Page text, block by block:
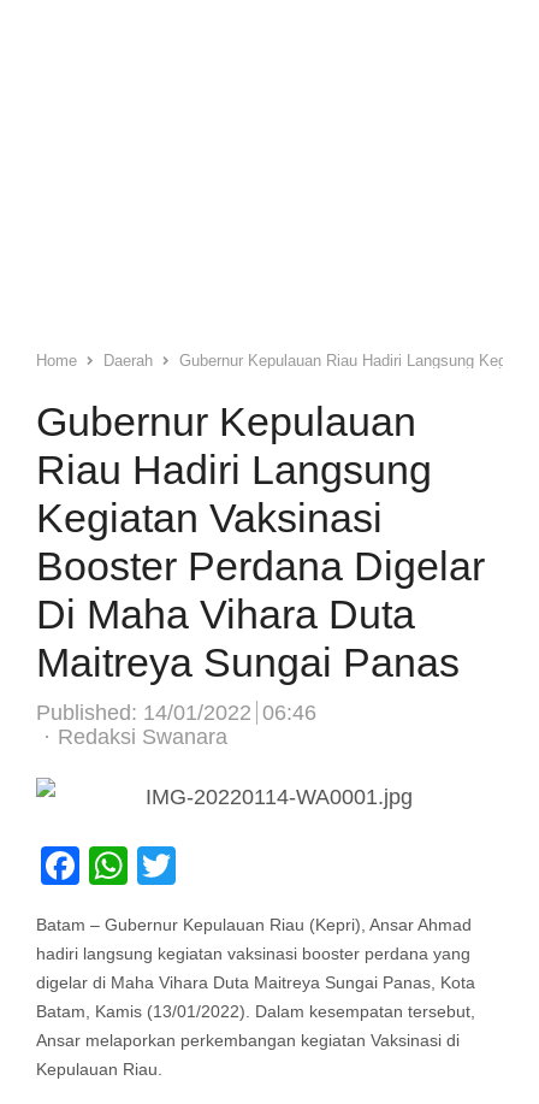
Home Daerah Gubernur Kepulauan Riau Hadiri Langsung
Gubernur Kepulauan
Riau Hadiri Langsung
Kegiatan Vaksinasi
Booster Perdana Digelar
Di Maha Vihara Duta
Maitreya Sungai Panas
Published: 14/01/2022 06:46
Author
Redaksi Swanara
Facebook
WhatsApp
Batam – Gubernur Kepulauan Riau (Kepri), Ansar Ahmad
hadiri langsung kegiatan vaksinasi booster perdana yang
digelar di Maha Vihara Duta Maitreya Sungai Panas, Kota
Batam, Kamis (13/01/2022). Dalam kesempatan tersebut,
Ansar melaporkan perkembangan kegiatan Vaksinasi di
Kepulauan Riau.